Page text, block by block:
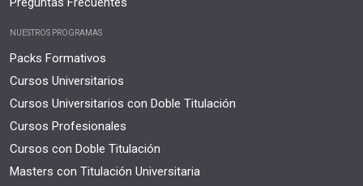
NUESTROS PROGRAMAS
Packs Formativos
Cursos Universitarios
Cursos Universitarios con Doble Titulación
Cursos Profesionales
Cursos con Doble Titulación
Masters con Titulación Universitaria